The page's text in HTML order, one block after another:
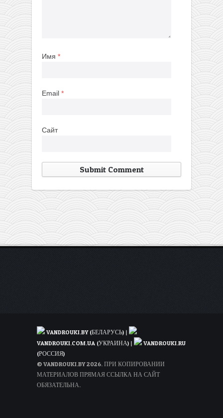
Имя *
Email *
Сайт
VANDROUKI.BY (БЕЛАРУСЬ) |
VANDROUKI.COM.UA (УКРАИНА) |
VANDROUKI.RU
(РОССИЯ)
© VANDROUKI.BY 2026. ПРИ КОПИРОВАНИИ
МАТЕРИАЛОВ ПРЯМАЯ ССЫЛКА НА САЙТ
ОБЯЗАТЕЛЬНА.